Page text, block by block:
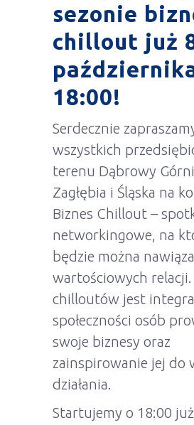
sezonie
chillout już
18:00!
Serdecznie
wszystkich
terenu Dąbrowy
Zagłębia i Śląska na
Biznes Chillout –
networkingowe, na
będzie można
wartościowych relacji.
chilloutów jest
społeczności osób
swoje biznesy oraz
zainspirowanie jej do
działania.
Startujemy o 18:00